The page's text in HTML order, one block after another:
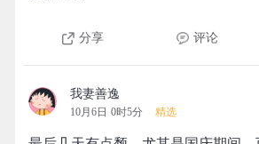
分享 评论
我妻善逸
10月6日 0时5分 精选